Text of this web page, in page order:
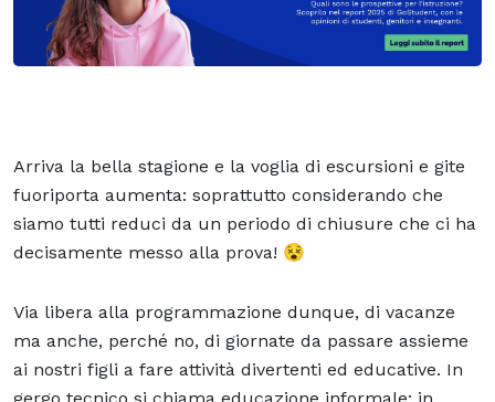
Arriva la bella stagione e la voglia di escursioni e gite
fuoriporta aumenta: soprattutto considerando che
siamo tutti reduci da un periodo di chiusure che ci ha
decisamente messo alla prova! 😵
Via libera alla programmazione dunque, di vacanze
ma anche, perché no, di giornate da passare assieme
ai nostri figli a fare attività divertenti ed educative. In